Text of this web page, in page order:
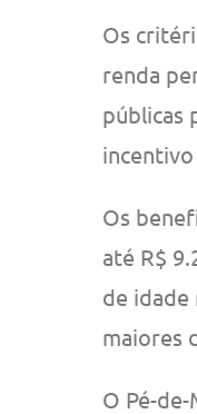
Os
renda
públicas
Os
até R$
de idade
maiores
O Pé-